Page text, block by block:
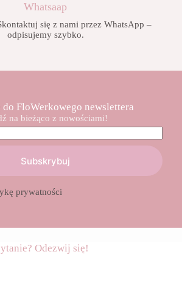
Whatsaap
się z nami przez WhatsApp –
odpisujemy szybko.
do FloWerkowego newslettera
na bieżąco z nowościami!
Subskrybuj
prywatności
Odezwij się!